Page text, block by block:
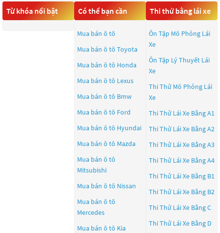
Từ khóa nổi bật Có thể bạn cần
Mua bán ô tô
Mua bán ô tô Toyota
Mua bán ô tô Honda
Mua bán ô tô Lexus
Mua bán ô tô Bmw
Mua bán ô tô Ford
Mua bán ô tô Hyundai
Mua bán ô tô Mazda
Mua bán ô tô
Mitsubishi
Mua bán ô tô Nissan
Mua bán ô tô
Mercedes
Mua bán ô tô Kia
Thi thử bằng lái xe
Ôn Tập Mô Phỏng Lái
Xe
Ôn Tập Lý Thuyết Lái
Xe
Thi Thử Mô Phỏng Lái
Xe
Thi Thử Lái Xe Bằng A1
Thi Thử Lái Xe Bằng A2
Thi Thử Lái Xe Bằng A3
Thi Thử Lái Xe Bằng A4
Thi Thử Lái Xe Bằng B1
Thi Thử Lái Xe Bằng B2
Thi Thử Lái Xe Bằng C
Thi Thử Lái Xe Bằng D